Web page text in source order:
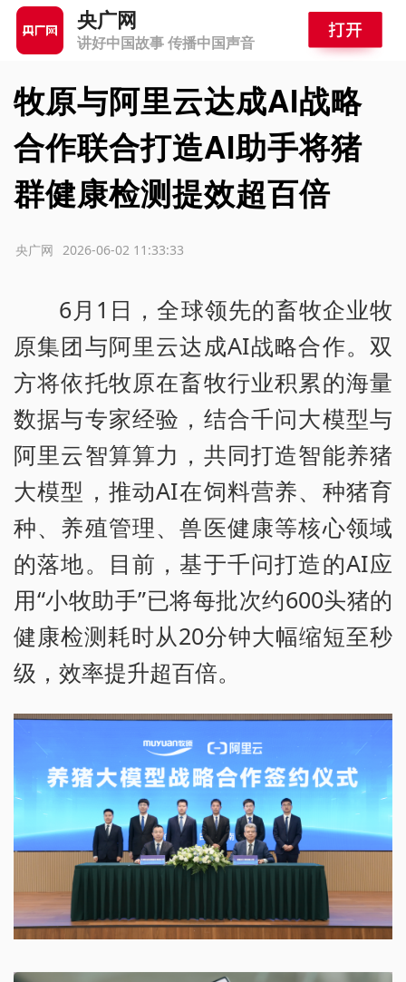
央广网
讲好中国故事 传播中国声音
牧原与阿里云达成AI战略
合作联合打造AI助手将猪
群健康检测提效超百倍
2026-06-02 11:33:33
央广网
6月1日，全球领先的畜牧企业牧
原集团与阿里云达成AI战略合作。双
方将依托牧原在畜牧行业积累的海量
数据与专家经验，结合千问大模型与
阿里云智算算力，共同打造智能养猪
大模型，推动AI在饲料营养、种猪育
种、养殖管理、兽医健康等核心领域
的落地。目前，基于千问打造的AI应
用“小牧助手”已将每批次约600头猪的
健康检测耗时从20分钟大幅缩短至秒
级，效率提升超百倍。